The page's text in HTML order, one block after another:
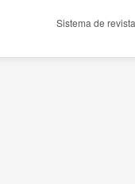
Sistema de